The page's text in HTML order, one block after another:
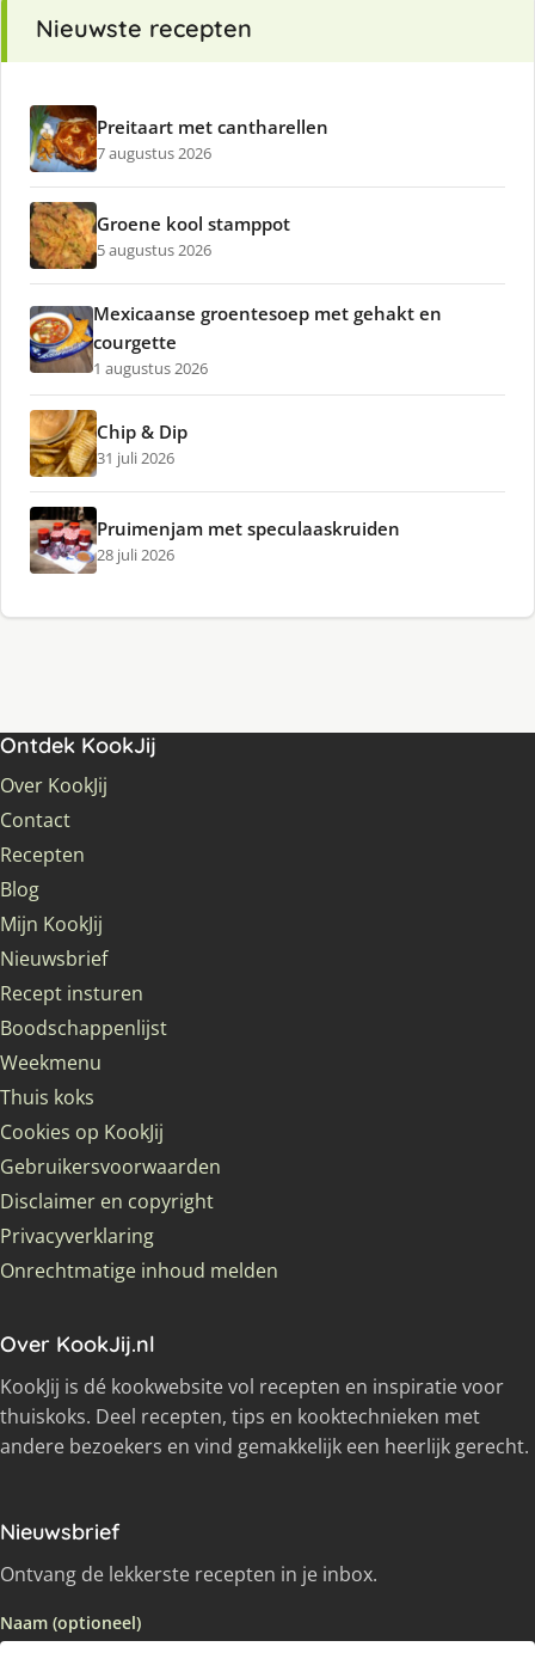
Nieuwste recepten
Preitaart met cantharellen
7 augustus 2026
Groene kool stamppot
5 augustus 2026
Mexicaanse groentesoep met gehakt en
courgette
1 augustus 2026
Chip & Dip
31 juli 2026
Pruimenjam met speculaaskruiden
28 juli 2026
Ontdek KookJij
Over KookJij
Contact
Recepten
Blog
Mijn KookJij
Nieuwsbrief
Recept insturen
Boodschappenlijst
Weekmenu
Thuis koks
Cookies op KookJij
Gebruikersvoorwaarden
Disclaimer en copyright
Privacyverklaring
Onrechtmatige inhoud melden
Over KookJij.nl
KookJij is dé kookwebsite vol recepten en inspiratie voor
thuiskoks. Deel recepten, tips en kooktechnieken met
andere bezoekers en vind gemakkelijk een heerlijk gerecht.
Nieuwsbrief
Ontvang de lekkerste recepten in je inbox.
Naam (optioneel)